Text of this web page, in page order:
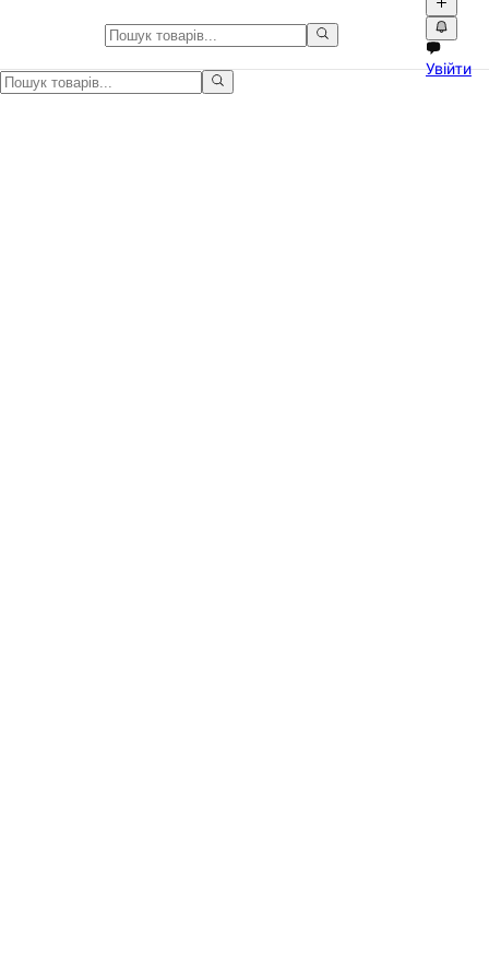
Спецтехніка в Україні
Спецтехніка в Україні на Npati. Купуйте та продавайте б/у
Увійти